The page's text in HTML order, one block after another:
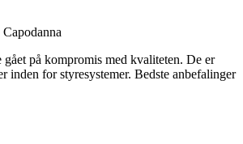
på kompromis med kvaliteten. De er
inden for styresystemer. Bedste anbefalinger